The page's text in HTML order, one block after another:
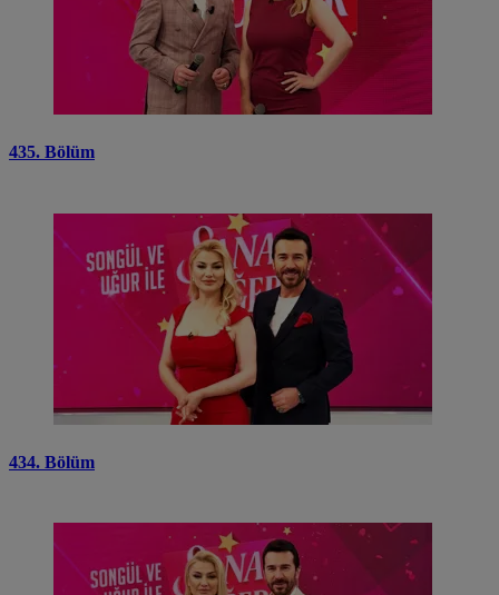
435. Bölüm
434. Bölüm